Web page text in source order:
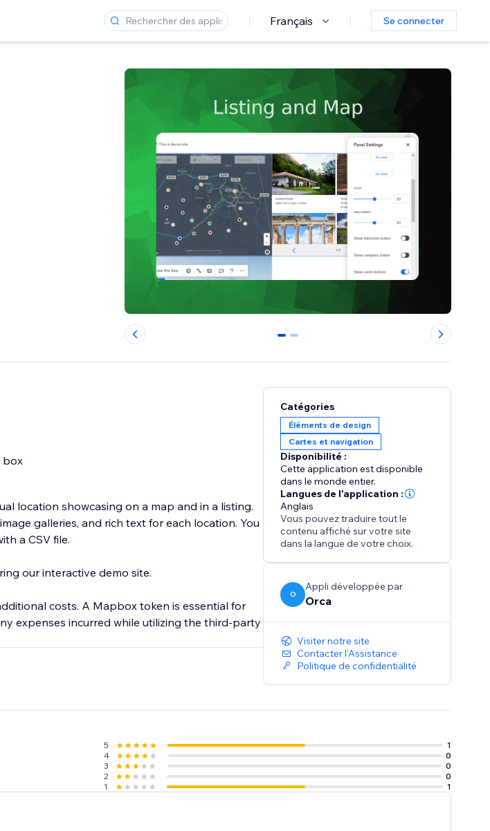
Français Se connecter
0 1
box
location showcasing on a map and in a listing.
galleries, and rich text for each location. You
a CSV file.
our interactive demo site.
token is essential for
expenses incurred while utilizing the third-party
Catégories
Éléments de design
Cartes et navigation
Disponibilité :
Cette application est disponible
dans le monde entier.
Langues de l'application :
Anglais
Vous pouvez traduire tout le
contenu affiché sur votre site
dans la langue de votre choix.
O
Appli développée par
Orca
Visiter notre site
Contacter l'Assistance
Politique de confidentialité
5
1
4
0
3
0
2
0
1
1